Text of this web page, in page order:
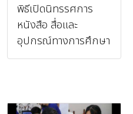
พิธีเปิดนิทรรศการ
หนังสือ สื่อและ
อุปกรณ์ทางการศึกษา